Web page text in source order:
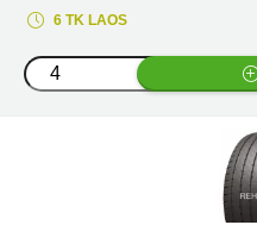
6 TK LAOS